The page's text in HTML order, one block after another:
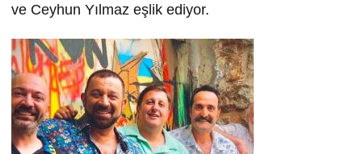
ve Ceyhun Yılmaz eşlik ediyor.